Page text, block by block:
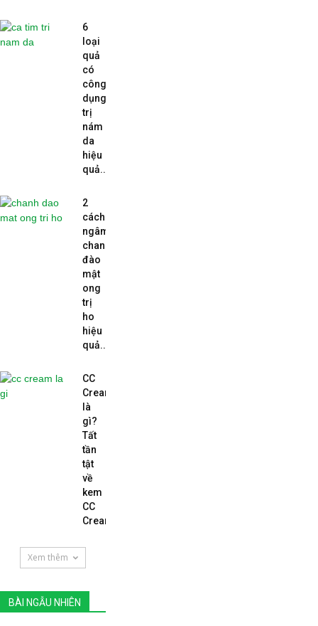
6
loại
quả
có
công
dụng
trị
nám
da
hiệu
quả...
2
cách
ngâm
chanh
đào
mật
ong
trị
ho
hiệu
quả...
CC
Cream
là
gì?
Tất
tần
tật
về
kem
CC
Cream...
Xem thêm
BÀI NGẪU NHIÊN